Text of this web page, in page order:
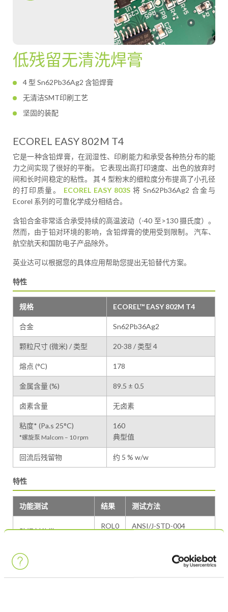
低残留无清洗焊膏
4 型 Sn62Pb36Ag2 含铅焊膏
无清洁SMT印刷工艺
坚固的装配
ECOREL EASY 802M T4
它是一种含铅焊膏，在润湿性、印刷能力和承受各种热分布的能
力之间实现了很好的平衡。 它表现出高打印速度、出色的放弃时
间和长时间稳定的粘性。 其 4 型粉末的细粒度分布提高了小孔径
的打印质量。 ECOREL EASY 803S将 Sn62Pb36Ag2 合金与
Ecorel 系列的可靠化学成分相结合。
含铅合金非常适合承受持续的高温波动（-40 至>130 摄氏度）。
然而，由于铅对环境的影响，含铅焊膏的使用受到限制。 汽车、
航空航天和国防电子产品除外。
英业达可以根据您的具体应用帮助您提出无铅替代方案。
特性
规格 ECOREL™ EASY 802M T4
合金 Sn62Pb36Ag2
颗粒尺寸 (微米) / 类型 20-38 / 类型 4
熔点 (°C) 178
金属含量 (%) 89.5 ± 0.5
卤素含量 无卤素
粘度* (Pa.s 25°C)
*螺旋泵 Malcom – 10 rpm
160
典型值
回流后残留物 约 5 % w/w
特性
功能测试 结果 测试方法
助焊剂分类
ROL0
ANSI/J-STD-004
锡球测试 ANSI/J-STD-005
铜镜测试 通过 ANSI/J-STD-004